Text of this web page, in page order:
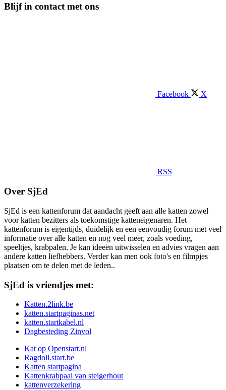
Blijf in contact met ons
Facebook X
RSS
Over SjEd
SjEd is een kattenforum dat aandacht geeft aan alle katten zowel
voor katten bezitters als toekomstige katteneigenaren. Het
kattenforum is eigentijds, duidelijk en een eenvoudig forum met veel
informatie over alle katten en nog veel meer, zoals voeding,
speeltjes, krabpalen. Je kan ideeën uitwisselen en advies vragen aan
andere katten liefhebbers. Verder kan men ook foto's en filmpjes
plaatsen om te delen met de leden..
SjEd is vriendjes met:
Katten.2link.be
katten.startpaginas.net
katten.startkabel.nl
Dagbesteding Zinvol
Kat op Openstart.nl
Ragdoll.start.be
Katten startpagina
Kattenkrabpaal van steigerhout
kattenverzekering